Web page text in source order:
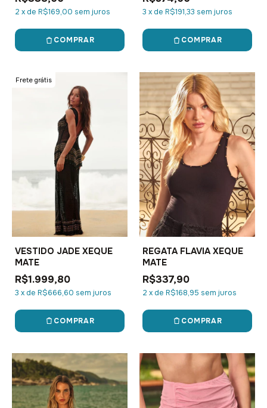
2 xde R$169,00 sem juros
COMPRAR
3 xde R$191,33 sem juros
COMPRAR
Frete grátis
VESTIDO JADE XEQUE
MATE
R$1.999,80
3 xde R$666,60 sem juros
COMPRAR
REGATA FLAVIA XEQUE
MATE
R$337,90
2 xde R$168,95 sem juros
COMPRAR